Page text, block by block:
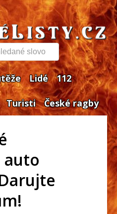
Lidé 112
Turisti České ragby
auto